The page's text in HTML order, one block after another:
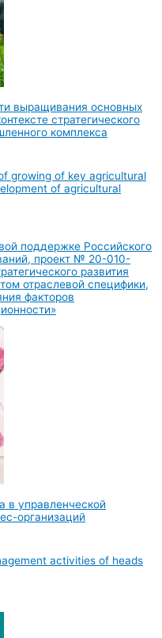
выращивания основных
стратегического
комплекса
growing of key agricultural
of agricultural
поддержке Российского
проект № 20-010-
развития
отраслевой специфики,
факторов
в управленческой
организаций
activities of heads